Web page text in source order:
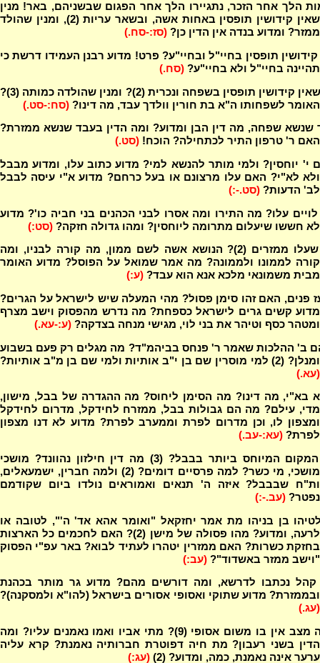
הלך אחר הזכר, נתגיירו הלך אחר הפגום שבשניהם, באר! מנין
שאין קידושין תופסין באחות אשה, ובשאר עריות (2), ומנין שהולד
ממזר? ומדוע בנדה אין הדין כן? (סז:-סח.)
תופסין בחיי"ל ובחיי"ע? פרט! מדוע רבנן העמידו דרשת כי
תהיינה בחיי"ל ולא בחיי"ע? (סח.)
מנין שאין קידושין תופסין בשפחה ונכרית (2)? ומנין שהולדה כמותה (3)?
האומר לשפחותו ה"א בת חורין וולדך עבד, מה דינו? (סח:-סט.)
שנשא שפחה, מה דין הבן ומדוע? ומה הדין בעבד שנשא ממזרת?
האם ר' טרפון התיר לכתחילה? הוכח! (סט.)
י' יוחסין? ולמי מותר להנשא למי? מדוע כתוב עלו, ומדוע מבבל
ולא לא"י? האם עלו מרצונם או בעל כרחם? מדוע א"י עיסה לבבל
לב' הדעות? (סט.-:)
לויים עלו? מה התירו ומה אסרו לבני הכהנים בני חביה כו'? מדוע
לא חששו שיעלום מתרומה ליוחסין? ומהו גדולה חזקה? (סט:)
מנין שעלו ממזרים (2)? הנושא אשה לשם ממון, מה קורה לבניו, ומה
קורה לממונו ולממונה? מה אמר שמואל על הפוסל? מדוע האומר
מבית משמונאי מלכא אנא הוא עבד? (ע:)
פנים, האם זהו סימן פסול? מהי המעלה שיש לישראל על הגרים?
מדוע קשים גרים לישראל כספחת? מה נדרש מהפסוק וישב מצרף
ומטהר כסף וטיהר את בני לוי, מגישי מנחה בצדקה? (ע:-עא.)
ב' ההלכות שאמר ר' פנחס בביהמ"ד? מה מגלים רק פעם בשבוע
ומנלן? (2) למי מוסרין שם בן י"ב אותיות ולמי שם בן מ"ב אותיות?
(עא.)
בא"י, מה דינו? מה הסימן ליחוס? מה ההגדרה של בבל, מישון,
מדי, עילם? מה הם גבולות בבל, ממזרח לחידקל, מדרום לחידקל
ומצפון לו, וכן מדרום לפרת וממערב לפרת? מדוע לא דנו מצפון
לפרת? (עא:-עב.)
מהו המקום המיוחס ביותר בבבל? (3) מה דין חילזון נהוונד? מושכי
מושכי, מי כשר? למה פרסיים דומים? (2) ולמה חברין, ישמעאלים,
ות"ח שבבבל? איזה ה' תנאים ואמוראים נולדו ביום שקודמם
נפטר? (עב.-:)
בן בניהו מת אמר יחזקאל "ואומר אהא אד' ה'", לטובה או
לרעה, ומדוע? מהו פסולה של מישן (2)? האם לחכמים כל הארצות
בחזקת כשרות? האם ממזרין יטהרו לעתיד לבוא? באר עפ"י הפסוק
"וישב ממזר באשדוד"? (עב:)
נכתבו לדרשא, ומה דורשים מהם? מדוע גר מותר בכהנת
ובממזרת? מדוע שתוקי ואסופי אסורים בישראל (להו"א ולמסקנה)?
(עג.)
באיזה מצב אין בו משום אסופי (9)? מתי אביו ואמו נאמנים עליו? ומה
הדין בשני רעבון? מת חיה דפוטרת חברותיה נאמנת? קרא עליה
ערער אינה נאמנת, כמה, ומדוע? (2)
(עג:)